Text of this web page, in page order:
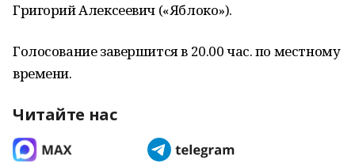
Григорий Алексеевич («Яблоко»).
Голосование завершится в 20.00 час. по местному
времени.
Читайте нас